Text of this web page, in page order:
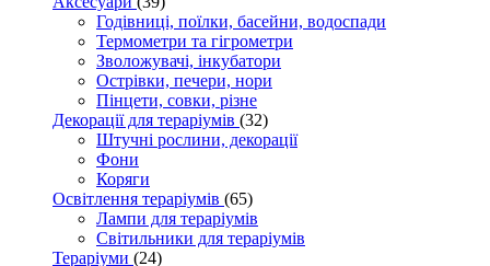
Годівниці, поїлки, басейни, водоспади
Термометри та гігрометри
Зволожувачі, інкубатори
Острівки, печери, нори
Пінцети, совки, різне
Декорації для тераріумів (32)
Штучні рослини, декорації
Фони
Коряги
Освітлення тераріумів (65)
Лампи для тераріумів
Світильники для тераріумів
Тераріуми (24)